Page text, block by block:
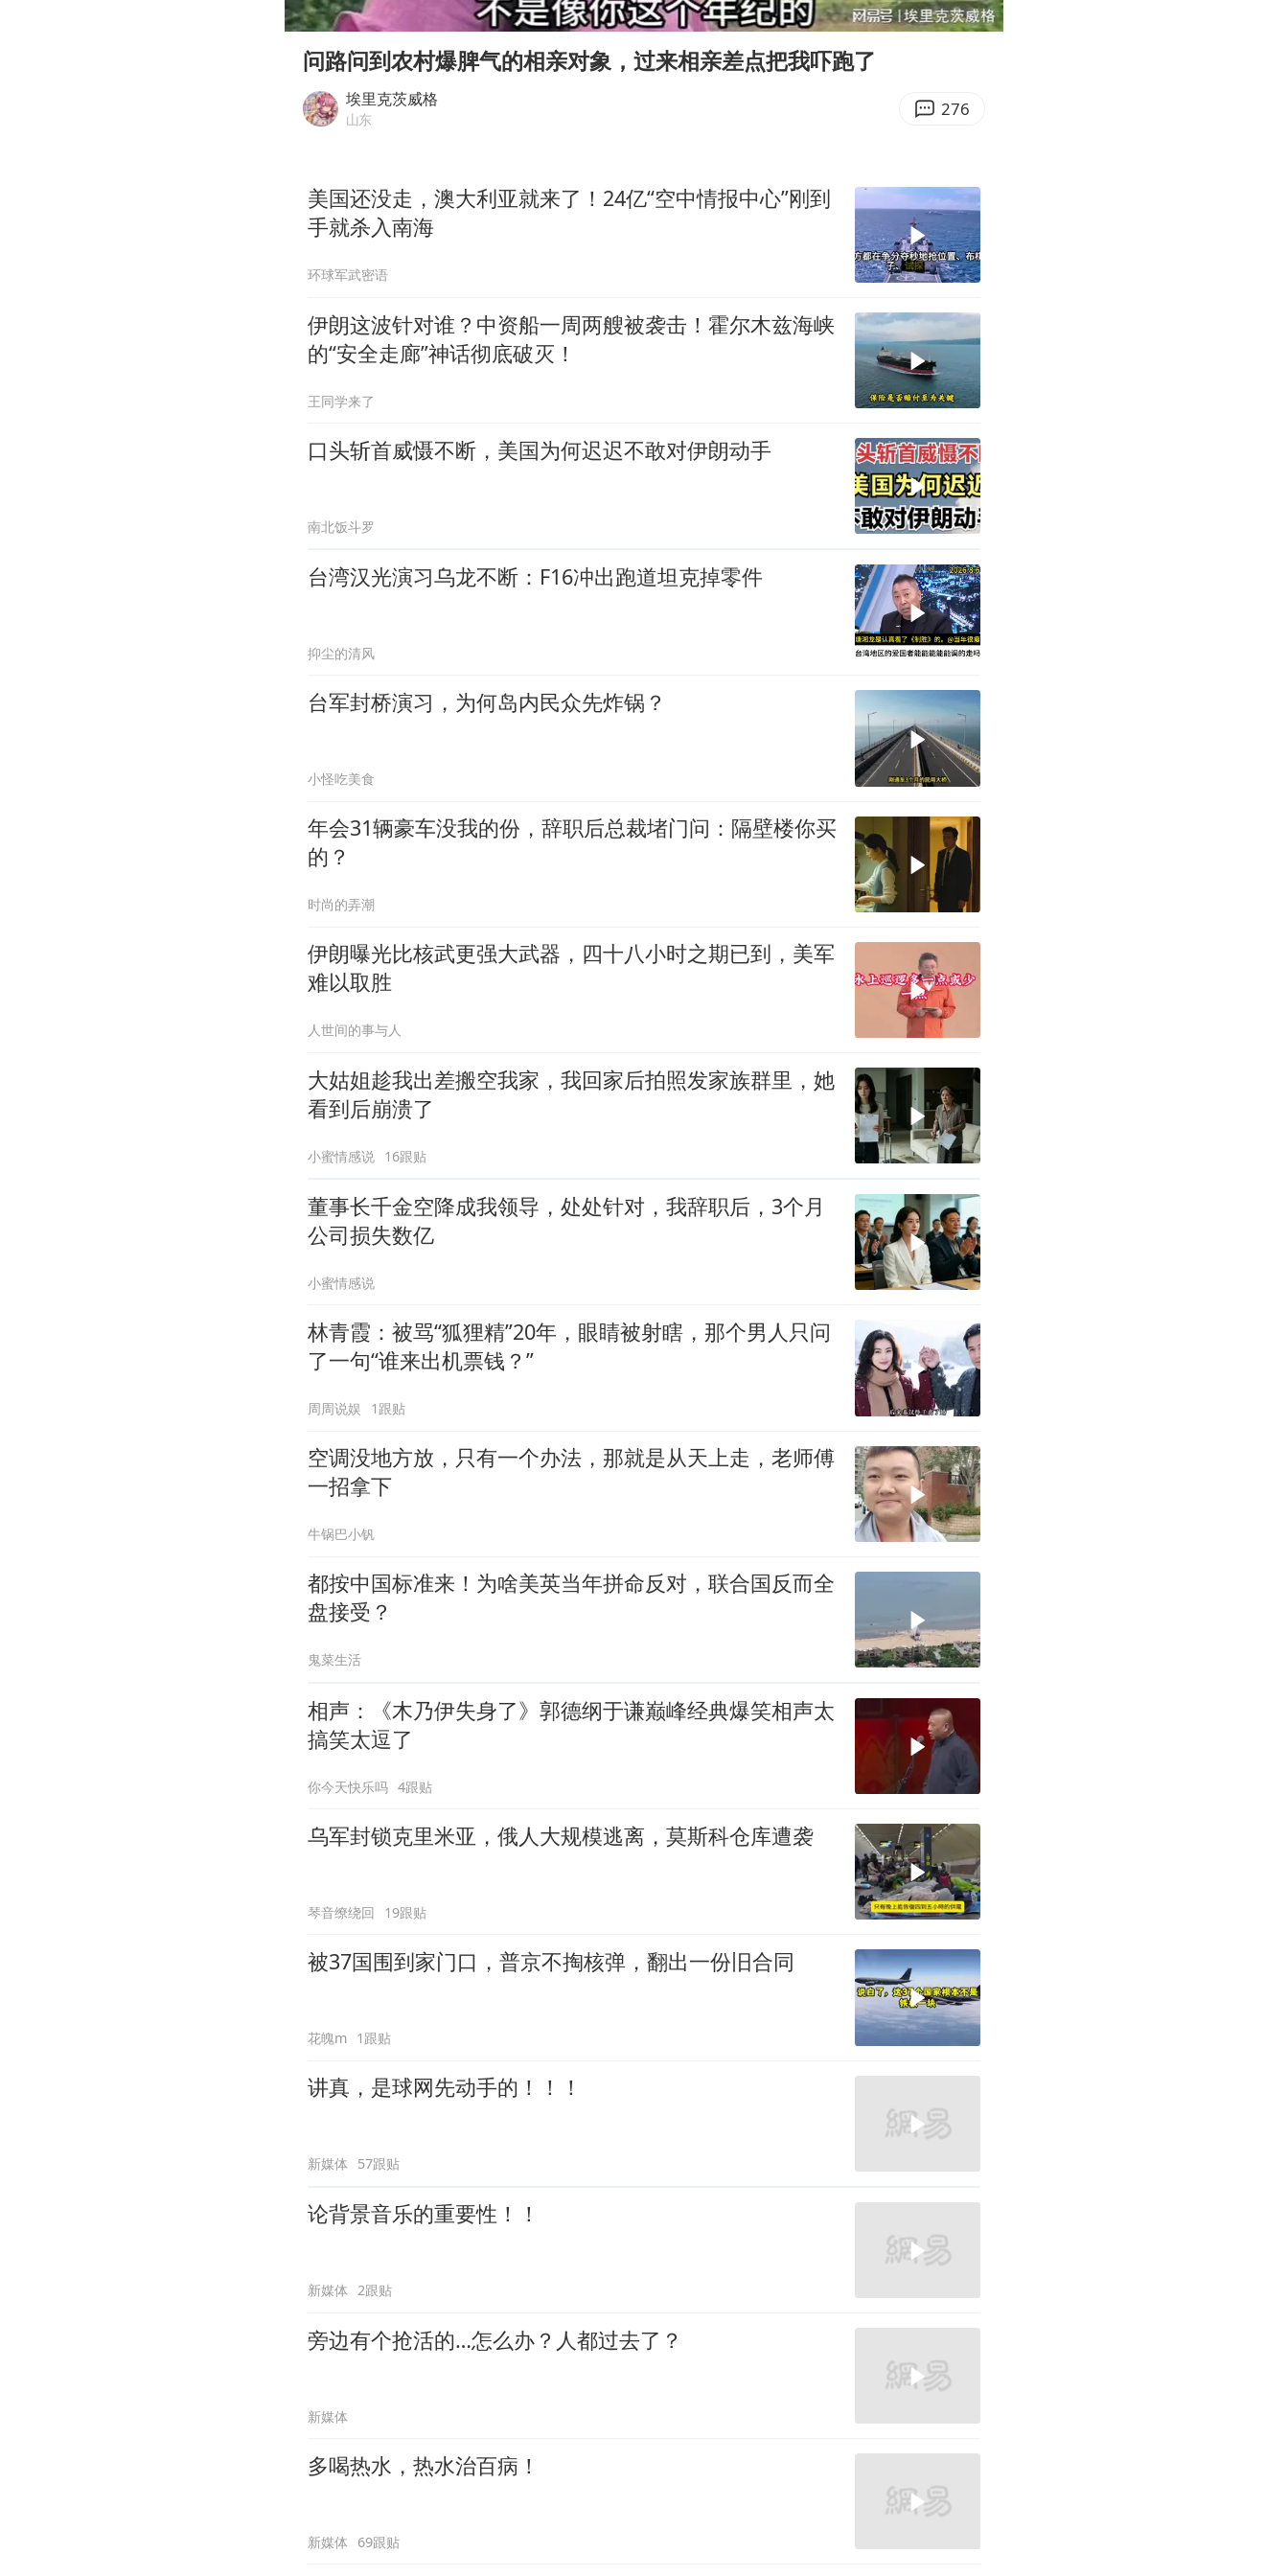
以军士兵把枪口对准中国记者
笔试第一被劝弃考涉事副校长被撤职
灌溉水坝被隔成鱼塘 村民投诉20余年
Play
00:00 09:22
Enter
问路问到农村爆脾气的相亲对象，过来相亲差点把我吓跑了
埃里克茨威格
山东 276
美国还没走，澳大利亚就来了！24亿“空中情报中心”刚到
手就杀入南海
环球军武密语
伊朗这波针对谁？中资船一周两艘被袭击！霍尔木兹海峡
的“安全走廊”神话彻底破灭！
王同学来了
口头斩首威慑不断，美国为何迟迟不敢对伊朗动手
南北饭斗罗
台湾汉光演习乌龙不断：F16冲出跑道坦克掉零件
抑尘的清风
台军封桥演习，为何岛内民众先炸锅？
小怪吃美食
年会31辆豪车没我的份，辞职后总裁堵门问：隔壁楼你买
的？
时尚的弄潮
伊朗曝光比核武更强大武器，四十八小时之期已到，美军
难以取胜
人世间的事与人
大姑姐趁我出差搬空我家，我回家后拍照发家族群里，她
看到后崩溃了
小蜜情感说 16跟贴
董事长千金空降成我领导，处处针对，我辞职后，3个月
公司损失数亿
小蜜情感说
林青霞：被骂“狐狸精”20年，眼睛被射瞎，那个男人只问
了一句“谁来出机票钱？”
周周说娱 1跟贴
空调没地方放，只有一个办法，那就是从天上走，老师傅
一招拿下
牛锅巴小钒
都按中国标准来！为啥美英当年拼命反对，联合国反而全
盘接受？
鬼菜生活
相声：《木乃伊失身了》郭德纲于谦巅峰经典爆笑相声太
搞笑太逗了
你今天快乐吗 4跟贴
乌军封锁克里米亚，俄人大规模逃离，莫斯科仓库遭袭
琴音缭绕回 19跟贴
被37国围到家门口，普京不掏核弹，翻出一份旧合同
花魄m 1跟贴
讲真，是球网先动手的！！！
新媒体 57跟贴
论背景音乐的重要性！！
新媒体 2跟贴
旁边有个抢活的…怎么办？人都过去了？
新媒体
多喝热水，热水治百病！
新媒体 69跟贴